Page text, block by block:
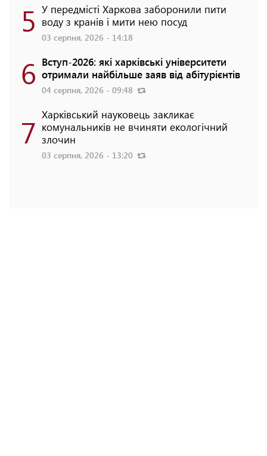
5 У передмісті Харкова заборонили пити
воду з кранів і мити нею посуд
03 серпня, 2026 - 14:18
6 Вступ-2026: які харківські університети
отримали найбільше заяв від абітурієнтів
04 серпня, 2026 - 09:48
7 Харківський науковець закликає
комунальників не вчиняти екологічний
злочин
03 серпня, 2026 - 13:20